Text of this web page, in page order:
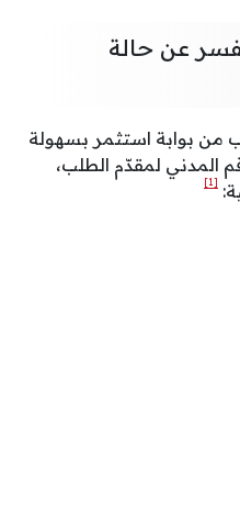
عن حالة
من بوابة استثمر بسهولة
المدني لمقدّم الطلب،
[1]